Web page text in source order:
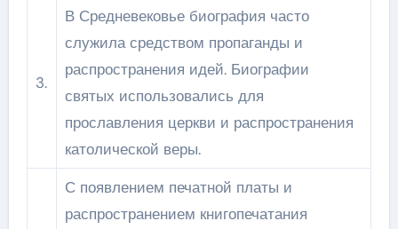
3.
В Средневековье биография часто
служила средством пропаганды и
распространения идей. Биографии
святых использовались для
прославления церкви и распространения
католической веры.
С появлением печатной платы и
распространением книгопечатания